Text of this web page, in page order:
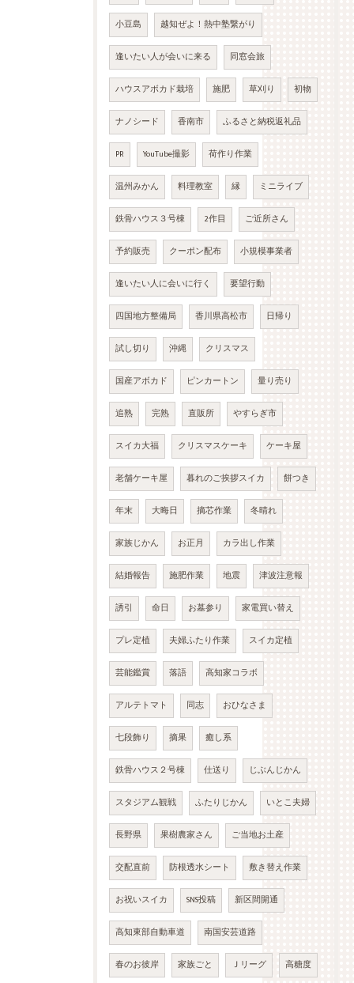
小豆島 越知ぜよ！熱中塾繋がり
逢いたい人が会いに来る 同窓会旅
ハウスアボカド栽培 施肥 草刈り 初物
ナノシード 香南市 ふるさと納税返礼品
PR YouTube撮影 荷作り作業
温州みかん 料理教室 縁 ミニライブ
鉄骨ハウス３号棟 2作目 ご近所さん
予約販売 クーポン配布 小規模事業者
逢いたい人に会いに行く 要望行動
四国地方整備局 香川県高松市 日帰り
試し切り 沖縄 クリスマス
国産アボカド ピンカートン 量り売り
追熟 完熟 直販所 やすらぎ市
スイカ大福 クリスマスケーキ ケーキ屋
老舗ケーキ屋 暮れのご挨拶スイカ 餅つき
年末 大晦日 摘芯作業 冬晴れ
家族じかん お正月 カラ出し作業
結婚報告 施肥作業 地震 津波注意報
誘引 命日 お墓参り 家電買い替え
プレ定植 夫婦ふたり作業 スイカ定植
芸能鑑賞 落語 高知家コラボ
アルテトマト 同志 おひなさま
七段飾り 摘果 癒し系
鉄骨ハウス２号棟 仕送り じぶんじかん
スタジアム観戦 ふたりじかん いとこ夫婦
長野県 果樹農家さん ご当地お土産
交配直前 防根透水シート 敷き替え作業
お祝いスイカ SNS投稿 新区間開通
高知東部自動車道 南国安芸道路
春のお彼岸 家族ごと Ｊリーグ 高糖度